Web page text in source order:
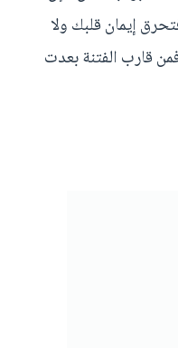
إيمان قلبك ولا
فمن قارب الفتنة بعدت